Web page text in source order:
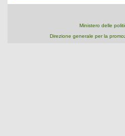
Ministero delle
Direzione generale per la